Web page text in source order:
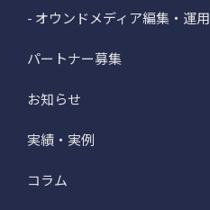
- オウンドメディア編集・運用
パートナー募集
お知らせ
実績・実例
コラム